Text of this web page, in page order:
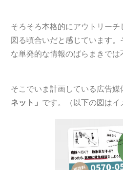
そろそろ本格的にアウトリー
図る頃合いだと感じています
な単発的な情報のばらまきでは
そこでいま計画している広告媒
ネット」 です。（以下の図はイ